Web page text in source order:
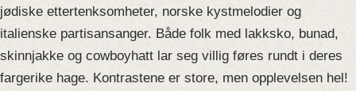
jødiske ettertenksomheter, norske kystmelodier og
italienske partisansanger. Både folk med lakksko, bunad,
skinnjakke og cowboyhatt lar seg villig føres rundt i deres
fargerike hage. Kontrastene er store, men opplevelsen hel!